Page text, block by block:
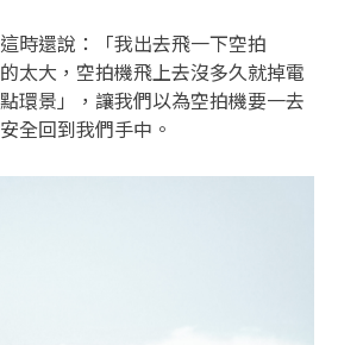
時還說：「我出去飛一下空拍
太大，空拍機飛上去沒多久就掉電
環景」，讓我們以為空拍機要一去
全回到我們手中。